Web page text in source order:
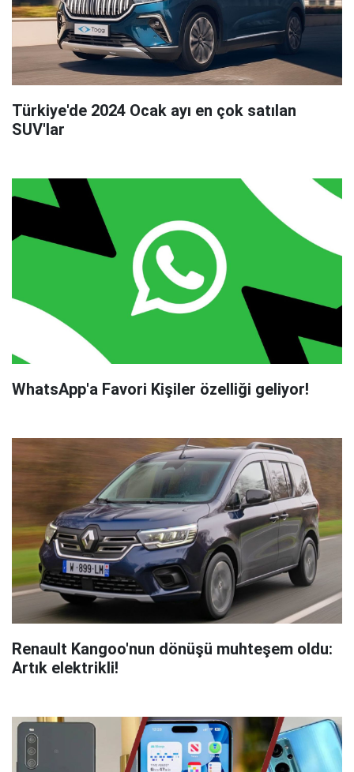
Türkiye'de 2024 Ocak ayı en çok satılan
SUV'lar
WhatsApp'a Favori Kişiler özelliği geliyor!
Renault Kangoo'nun dönüşü muhteşem oldu:
Artık elektrikli!